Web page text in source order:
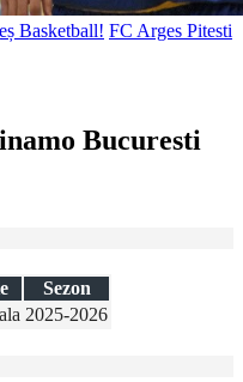
Basketball! FC Arges Pitesti
Bucuresti
Sezon
2025-2026